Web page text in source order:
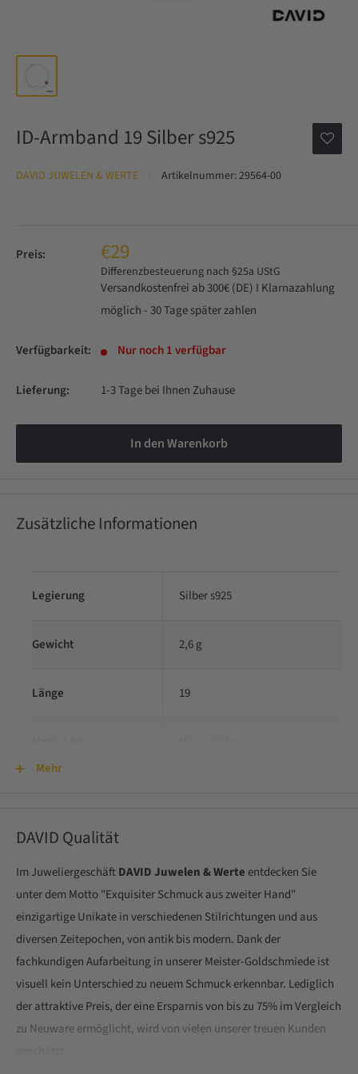
ID-Armband 19 Silber s925
DAVID JUWELEN & WERTE Artikelnummer:29564-00
Preis: €29
Differenzbesteuerung nach §25a UStG
Versandkostenfrei ab 300€ (DE) I Klarnazahlung
möglich - 30 Tage später zahlen
Verfügbarkeit: Nur noch 1 verfügbar
Lieferung: 1-3 Tage bei Ihnen Zuhause
In den Warenkorb
Zusätzliche Informationen
Legierung Silber s925
Gewicht 2,6 g
Länge 19
Mehr
DAVID Qualität
Im JuweliergeschäftDAVID Juwelen & Werteentdecken Sie
unter dem Motto "Exquisiter Schmuck aus zweiter Hand"
einzigartige Unikate in verschiedenen Stilrichtungen und aus
diversen Zeitepochen, von antik bis modern. Dank der
fachkundigen Aufarbeitung in unserer Meister-Goldschmiede ist
visuell kein Unterschied zu neuem Schmuck erkennbar. Lediglich
der attraktive Preis, der eine Ersparnis von bis zu 75% im Vergleich
zu Neuware ermöglicht, wird von vielen unserer treuen Kunden